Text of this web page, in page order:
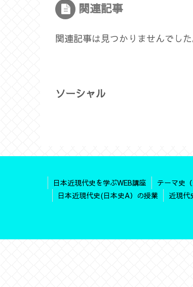
関連記事
関連記事は見つかりませんでした
ソーシャル
日本近現代史を学ぶWEB講座 テーマ史
日本近現代史(日本史A）の授業
近現代